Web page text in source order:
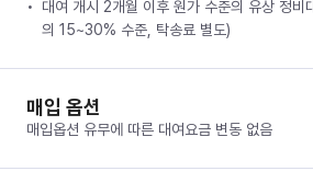
대여 개시 2개월 이후 원가 수준의 유상 정비
의 15~30% 수준, 탁송료 별도)
매입 옵션
매입옵션 유무에 따른 대여요금 변동 없음